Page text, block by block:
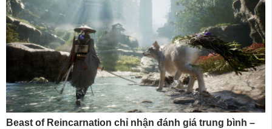
Beast of Reincarnation chỉ nhận đánh giá trung bình –